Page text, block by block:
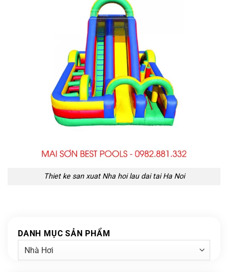
Thiet ke san xuat Nha hoi lau dai tai Ha Noi
DANH MỤC SẢN PHẨM